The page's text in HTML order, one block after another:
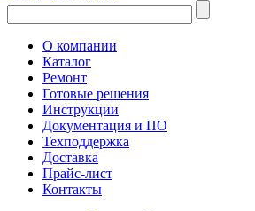
О компании
Каталог
Ремонт
Готовые решения
Инструкции
Документация и ПО
Техподдержка
Доставка
Прайс-лист
Контакты